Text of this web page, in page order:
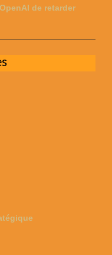
de retarder